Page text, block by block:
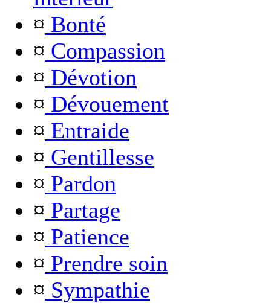
¤ Bonté
¤ Compassion
¤ Dévotion
¤ Dévouement
¤ Entraide
¤ Gentillesse
¤ Pardon
¤ Partage
¤ Patience
¤ Prendre soin
¤ Sympathie